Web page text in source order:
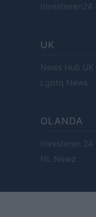
Investieren24
UK
News Hub UK
Lgbtq News
OLANDA
Investeren 24
NL Newz